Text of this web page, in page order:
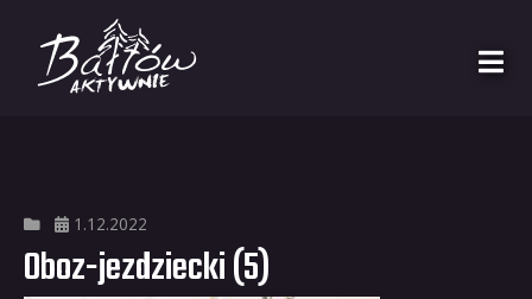
1.12.2022
Oboz-jezdziecki (5)